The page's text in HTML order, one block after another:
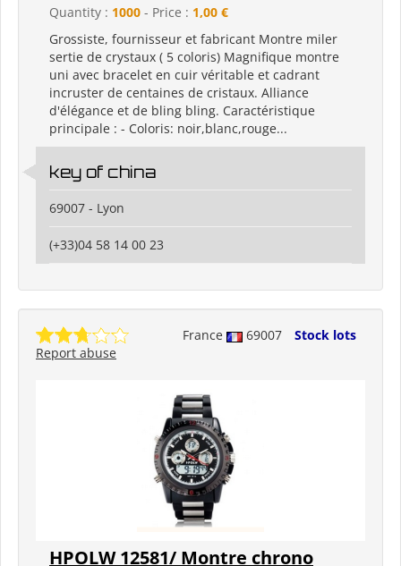
Quantity : 1000 - Price : 1,00 €
Grossiste, fournisseur et fabricant Montre miler
sertie de crystaux ( 5 coloris) Magnifique montre
uni avec bracelet en cuir véritable et cadrant
incruster de centaines de cristaux. Alliance
d'élégance et de bling bling. Caractéristique
principale : - Coloris: noir,blanc,rouge...
key of china
69007 - Lyon
(+33)04 58 14 00 23
France 69007
Stock lots
Report abuse
HPOLW 12581/ Montre chrono